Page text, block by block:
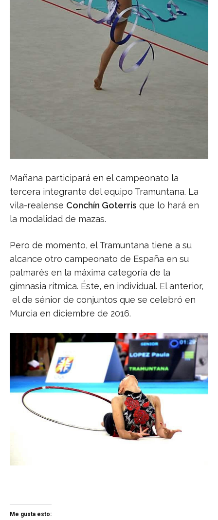
Mañana participará en el campeonato la
tercera integrante del equipo Tramuntana. La
vila-realense Conchín Goterris que lo hará en
la modalidad de mazas.
Pero de momento, el Tramuntana tiene a su
alcance otro campeonato de España en su
palmarés en la máxima categoría de la
gimnasia rítmica. Éste, en individual. El anterior,
el de sénior de conjuntos que se celebró en
Murcia en diciembre de 2016.
Me gusta esto: